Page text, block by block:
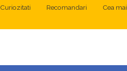
Curiozitati Recomandari
Cea mai